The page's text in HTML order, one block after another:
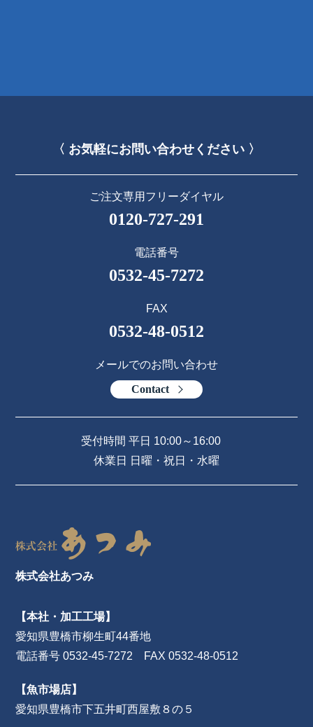
株式会社あつみ
【本社・加工工場】
愛知県豊橋市柳生町44番地
電話番号 0532-45-7272 FAX 0532-48-0512
【魚市場店】
愛知県豊橋市下五井町西屋敷８の５
〈 お気軽にお問い合わせください 〉
ご注文専用フリーダイヤル
0120-727-291
電話番号
0532-45-7272
FAX
0532-48-0512
メールでのお問い合わせ
Contact
受付時間 平日 10:00～16:00
休業日 日曜・祝日・水曜